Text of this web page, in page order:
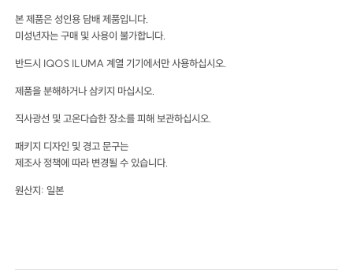
본 제품은 성인용 담배 제품입니다.
미성년자는 구매 및 사용이 불가합니다.
반드시 IQOS ILUMA 계열 기기에서만 사용하십시오.
제품을 분해하거나 삼키지 마십시오.
직사광선 및 고온다습한 장소를 피해 보관하십시오.
패키지 디자인 및 경고 문구는
제조사 정책에 따라 변경될 수 있습니다.
원산지: 일본